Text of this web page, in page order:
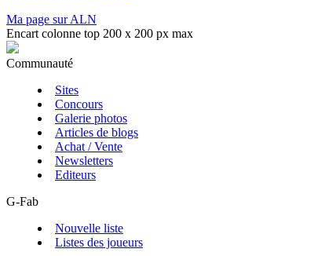
Ma page sur ALN
Encart colonne top 200 x 200 px max
Communauté
Sites
Concours
Galerie photos
Articles de blogs
Achat / Vente
Newsletters
Editeurs
G-Fab
Nouvelle liste
Listes des joueurs